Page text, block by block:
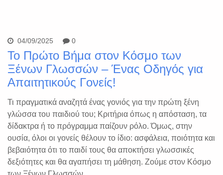
04/09/2025 0
Το Πρώτο Βήμα στον Κόσμο των
Ξένων Γλωσσών – Ένας Οδηγός για
Απαιτητικούς Γονείς!
Τι πραγματικά αναζητά ένας γονιός για την πρώτη ξένη
γλώσσα του παιδιού του; Κριτήρια όπως η απόσταση, τα
δίδακτρα ή το πρόγραμμα παίζουν ρόλο. Όμως, στην
ουσία, όλοι οι γονείς θέλουν το ίδιο: ασφάλεια, ποιότητα και
βεβαιότητα ότι το παιδί τους θα αποκτήσει γλωσσικές
δεξιότητες και θα αγαπήσει τη μάθηση. Ζούμε στον Κόσμο